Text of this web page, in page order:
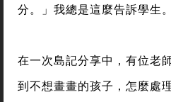
分。」我總是這麼告訴學生。
在一次島記分享中，有位老
到不想畫畫的孩子，怎麼處